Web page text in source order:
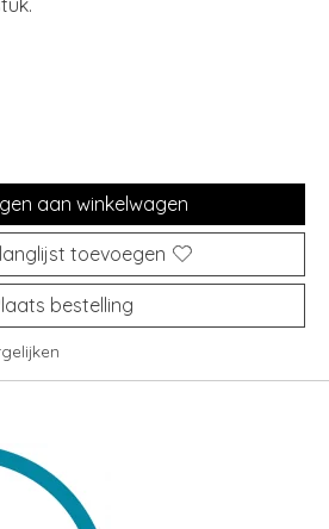
aan winkelwagen
toevoegen
bestelling